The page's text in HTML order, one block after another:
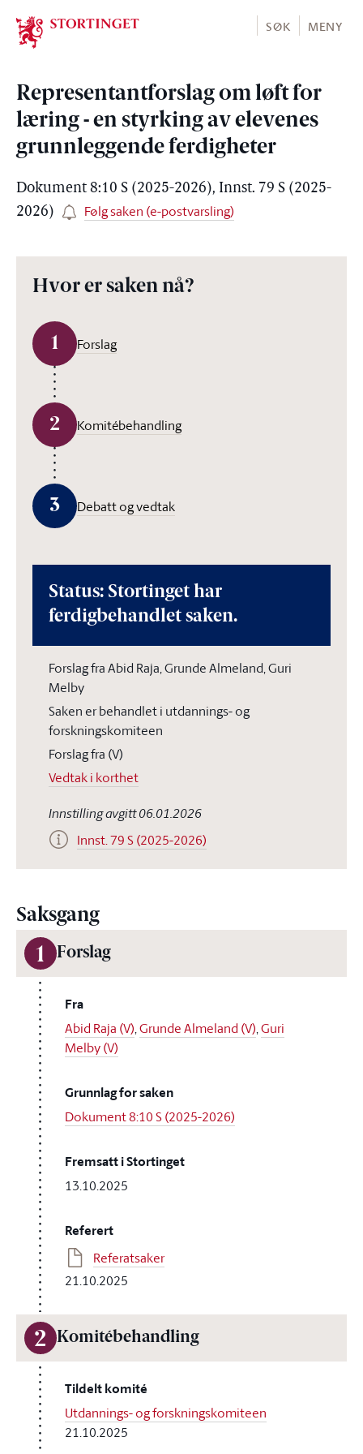
Stortinget.no
SØK MENY
Representantforslag om løft for
læring - en styrking av elevenes
grunnleggende ferdigheter
Dokument 8:10 S (2025-2026), Innst. 79 S (2025-
2026)
Følg saken (e-postvarsling)
Hvor er saken nå?
1 Forslag
2 Komitébehandling
3 Debatt og vedtak
Status: Stortinget har
ferdigbehandlet saken.
Forslag fra Abid Raja, Grunde Almeland, Guri
Melby
Saken er behandlet i utdannings- og
forskningskomiteen
Forslag fra (V)
Vedtak i korthet
Innstilling avgitt 06.01.2026
Innst. 79 S (2025-2026)
Saksgang
1 Forslag
Fra
Abid Raja (V),Grunde Almeland (V),Guri
Melby (V)
Grunnlag for saken
Dokument 8:10 S (2025-2026)
Fremsatt i Stortinget
13.10.2025
Referert
Referatsaker
21.10.2025
2 Komitébehandling
Tildelt komité
Utdannings- og forskningskomiteen
21.10.2025